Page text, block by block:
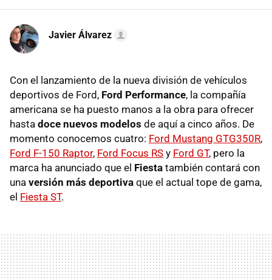
Javier Álvarez
Con el lanzamiento de la nueva división de vehículos
deportivos de Ford, Ford Performance, la compañía
americana se ha puesto manos a la obra para ofrecer
hasta doce nuevos modelos de aquí a cinco años. De
momento conocemos cuatro: Ford Mustang GTG350R,
Ford F-150 Raptor, Ford Focus RS y Ford GT, pero la
marca ha anunciado que el Fiesta también contará con
una versión más deportiva que el actual tope de gama,
el Fiesta ST.